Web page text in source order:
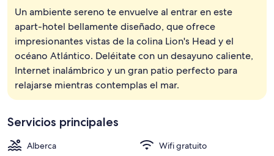
Vista desde la propiedad
Un ambiente sereno te envuelve al entrar en este
apart-hotel bellamente diseñado, que ofrece
impresionantes vistas de la colina Lion's Head y el
océano Atlántico. Deléitate con un desayuno caliente,
Internet inalámbrico y un gran patio perfecto para
relajarse mientras contemplas el mar.
Servicios principales
Alberca
Wifi gratuito